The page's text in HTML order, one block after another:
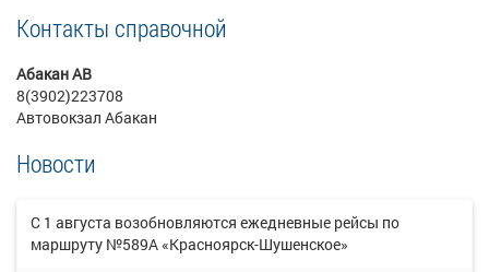
Контакты справочной
Абакан АВ
8(3902)223708
Автовокзал Абакан
Новости
С 1 августа возобновляются ежедневные рейсы по
маршруту №589А «Красноярск-Шушенское»